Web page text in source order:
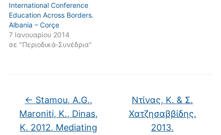
International Conference
Education Across Borders.
Albania – Corçe
7 Ιανουαρίου 2014
σε "Περιοδικά-Συνέδρια"
← Stamou, A.G.,
Maroniti, K., Dinas,
K. 2012. Mediating
Ντίνας, Κ. & Σ.
Χατζησαββίδης.
2013.